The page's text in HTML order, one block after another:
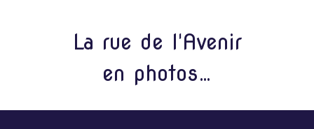
La rue de l'Avenir
en photos…